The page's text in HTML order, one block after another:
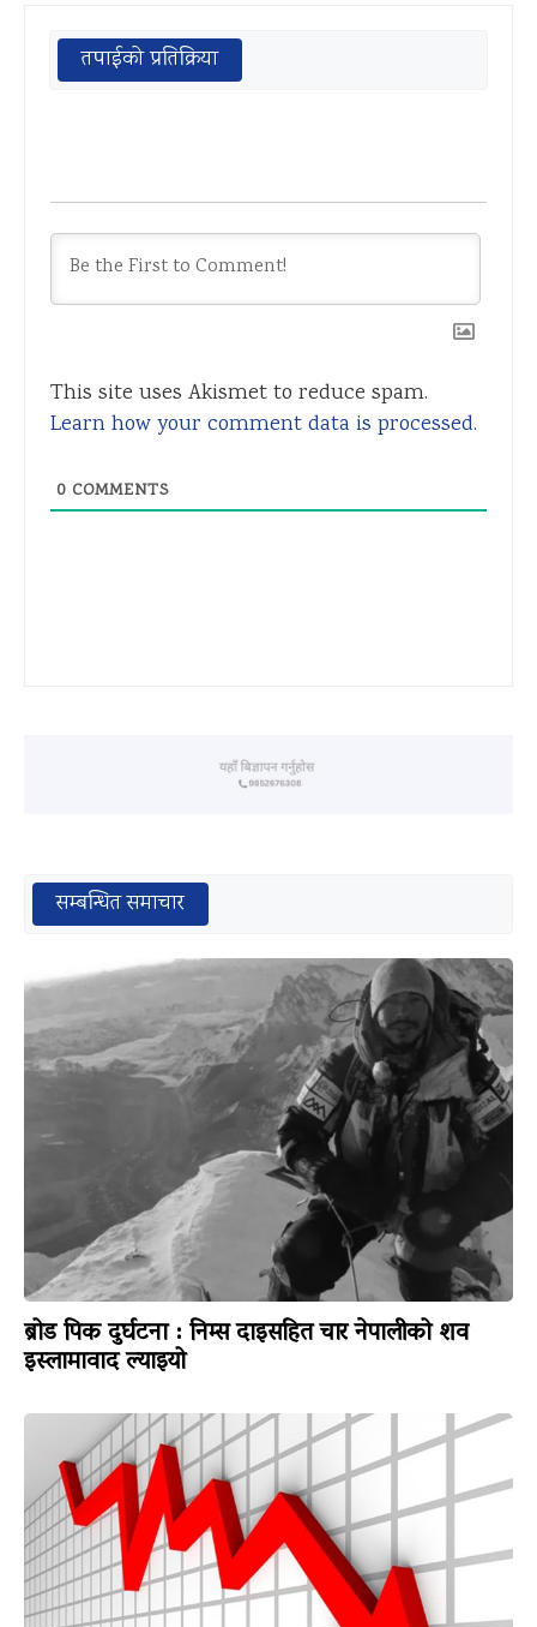
तपाईको प्रतिक्रिया
This site uses Akismet to reduce spam.
Learn how your comment data is processed.
0 COMMENTS
सम्बन्धित समाचार
ब्रोड पिक दुर्घटना : निम्स दाइसहित चार नेपालीको शव
इस्लामावाद ल्याइयो